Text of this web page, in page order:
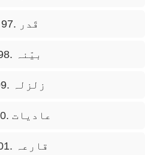
97. قَدر
98. بیّنہ
99. زلزلہ
100. عادیات
101. قارعہ